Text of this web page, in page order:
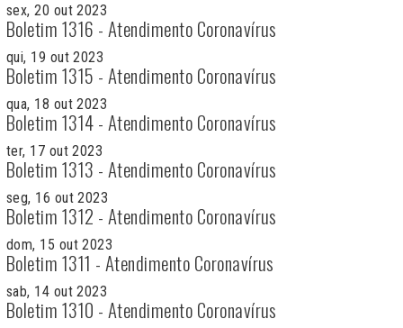
sex, 20 out 2023
Boletim 1316 - Atendimento Coronavírus
qui, 19 out 2023
Boletim 1315 - Atendimento Coronavírus
qua, 18 out 2023
Boletim 1314 - Atendimento Coronavírus
ter, 17 out 2023
Boletim 1313 - Atendimento Coronavírus
seg, 16 out 2023
Boletim 1312 - Atendimento Coronavírus
dom, 15 out 2023
Boletim 1311 - Atendimento Coronavírus
sab, 14 out 2023
Boletim 1310 - Atendimento Coronavírus